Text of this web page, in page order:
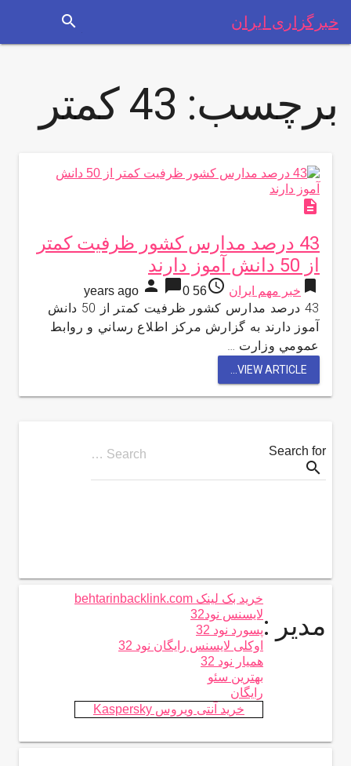
خبرگزاری ایران search
برچسب: 43 كمتر
description
43 درصد مدارس كشور ظرفيت كمتر
از 50 دانش آموز دارند
bookmark خبر مهم ایران access_time
56 years ago
person chat_bubble0
43 درصد مدارس كشور ظرفيت كمتر از 50 دانش
آموز دارند به گزارش مركز اطلاع رساني و روابط
عمومي وزارت …
VIEW ARTICLE...
Search for
Search …
search
مدیر :
خرید بک لینک behtarinbacklink.com
لایسنس نود32
پسورد نود 32
اوکلی لایسنس رایگان نود 32
همیار نود 32
بهترین سئو
رایگان
خرید آنتی ویروس Kaspersky